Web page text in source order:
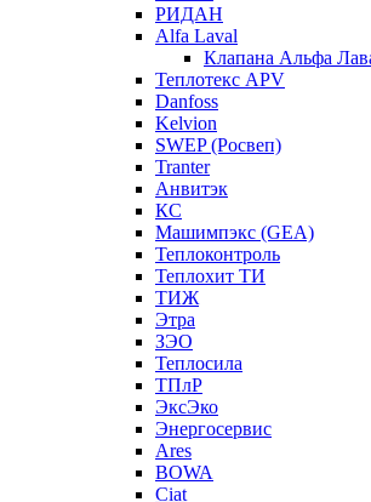
РИДАН
Alfa Laval
Клапана Альфа
Теплотекс APV
Danfoss
Kelvion
SWEP (Росвеп)
Tranter
Анвитэк
КС
Машимпэкс (GEA)
Теплоконтроль
Теплохит ТИ
ТИЖ
Этра
ЗЭО
Теплосила
ТПлР
ЭксЭко
Энергосервис
Ares
BOWA
Ciat